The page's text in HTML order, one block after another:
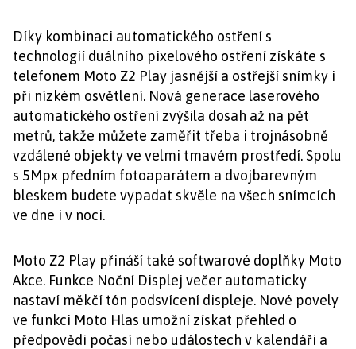
Díky kombinaci automatického ostření s
technologií duálního pixelového ostření získáte s
telefonem Moto Z2 Play jasnější a ostřejší snímky i
při nízkém osvětlení. Nová generace laserového
automatického ostření zvýšila dosah až na pět
metrů, takže můžete zaměřit třeba i trojnásobně
vzdálené objekty ve velmi tmavém prostředí. Spolu
s 5Mpx předním fotoaparátem a dvojbarevným
bleskem budete vypadat skvěle na všech snímcích
ve dne i v noci.
Moto Z2 Play přináší také softwarové doplňky Moto
Akce. Funkce Noční Displej večer automaticky
nastaví měkčí tón podsvícení displeje. Nové povely
ve funkci Moto Hlas umožní získat přehled o
předpovědi počasí nebo událostech v kalendáři a